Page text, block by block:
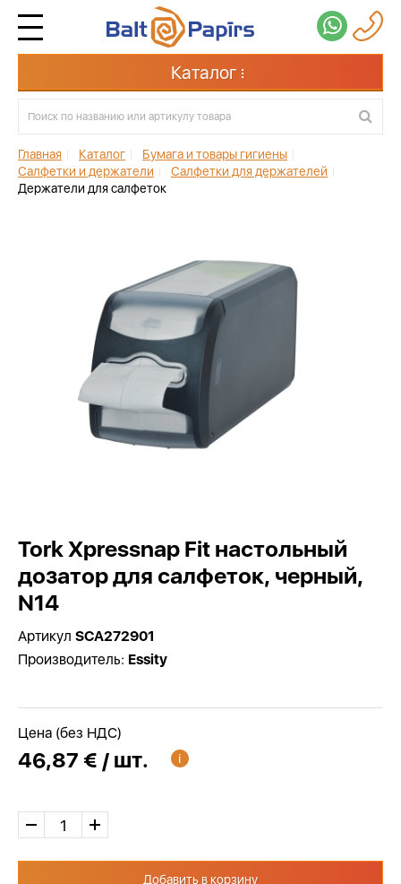
Каталог
Главная Каталог Бумага и товары гигиены
Салфетки и держатели
Салфетки для держателей
Держатели для салфеток
Tork Xpressnap Fit настольный
дозатор для салфеток, черный,
N14
Артикул SCA272901
Производитель: Essity
Цена (без НДС)
46,87 € / шт.
Добавить в корзину